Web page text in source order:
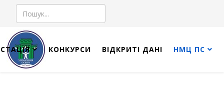
Пошук
КОНКУРСИ ВІДКРИТІ ДАНІ НМЦ ПС